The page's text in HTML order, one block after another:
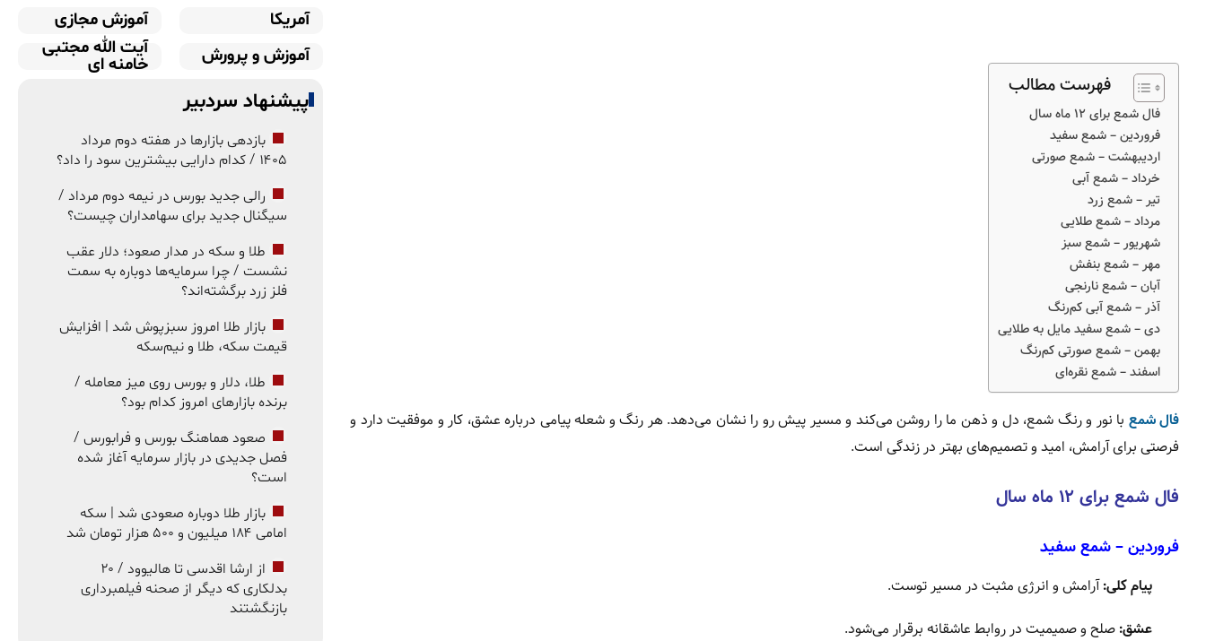
فهرست مطالب
فال شمع برای ۱۲ ماه سال
فروردین – شمع سفید
اردیبهشت – شمع صورتی
خرداد – شمع آبی
تیر – شمع زرد
مرداد – شمع طلایی
شهریور – شمع سبز
مهر – شمع بنفش
آبان – شمع نارنجی
آذر – شمع آبی کم‌رنگ
دی – شمع سفید مایل به طلایی
بهمن – شمع صورتی کم‌رنگ
اسفند – شمع نقره‌ای
فال شمع با نور و رنگ شمع، دل و ذهن ما را روشن می‌کند و مسیر پیش رو را نشان می‌دهد. هر رنگ و شعله پیامی درباره عشق، کار و موفقیت دارد و
فرصتی برای آرامش، امید و تصمیم‌های بهتر در زندگی است.
فال شمع برای ۱۲ ماه سال
فروردین – شمع سفید
پیام کلی:آرامش و انرژی مثبت در مسیر توست.
عشق: صلح و صمیمیت در روابط عاشقانه برقرار می‌شود.
آمریکا
آموزش مجازی
آموزش و پرورش
آیت الله مجتبی
خامنه ای
پیشنهاد سردبیر
بازدهی بازارها در هفته دوم مرداد
۱۴۰۵ / کدام دارایی بیشترین سود را داد؟
رالی جدید بورس در نیمه دوم مرداد /
سیگنال جدید برای سهامداران چیست؟
طلا و سکه در مدار صعود؛ دلار عقب
نشست / چرا سرمایه‌ها دوباره به سمت
فلز زرد برگشته‌اند؟
بازار طلا امروز سبزپوش شد | افزایش
قیمت سکه، طلا و نیم‌سکه
طلا، دلار و بورس روی میز معامله /
برنده بازارهای امروز کدام بود؟
صعود هماهنگ بورس و فرابورس /
فصل جدیدی در بازار سرمایه آغاز شده
است؟
بازار طلا دوباره صعودی شد | سکه
امامی ۱۸۴ میلیون و ۵۰۰ هزار تومان شد
از ارشا اقدسی تا هالیوود / ۲۰
بدلکاری که دیگر از صحنه فیلمبرداری
بازنگشتند